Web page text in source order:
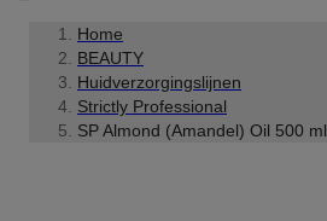
Home
BEAUTY
Huidverzorgingslijnen
Strictly Professional
SP Almond (Amandel) Oil 500 ml